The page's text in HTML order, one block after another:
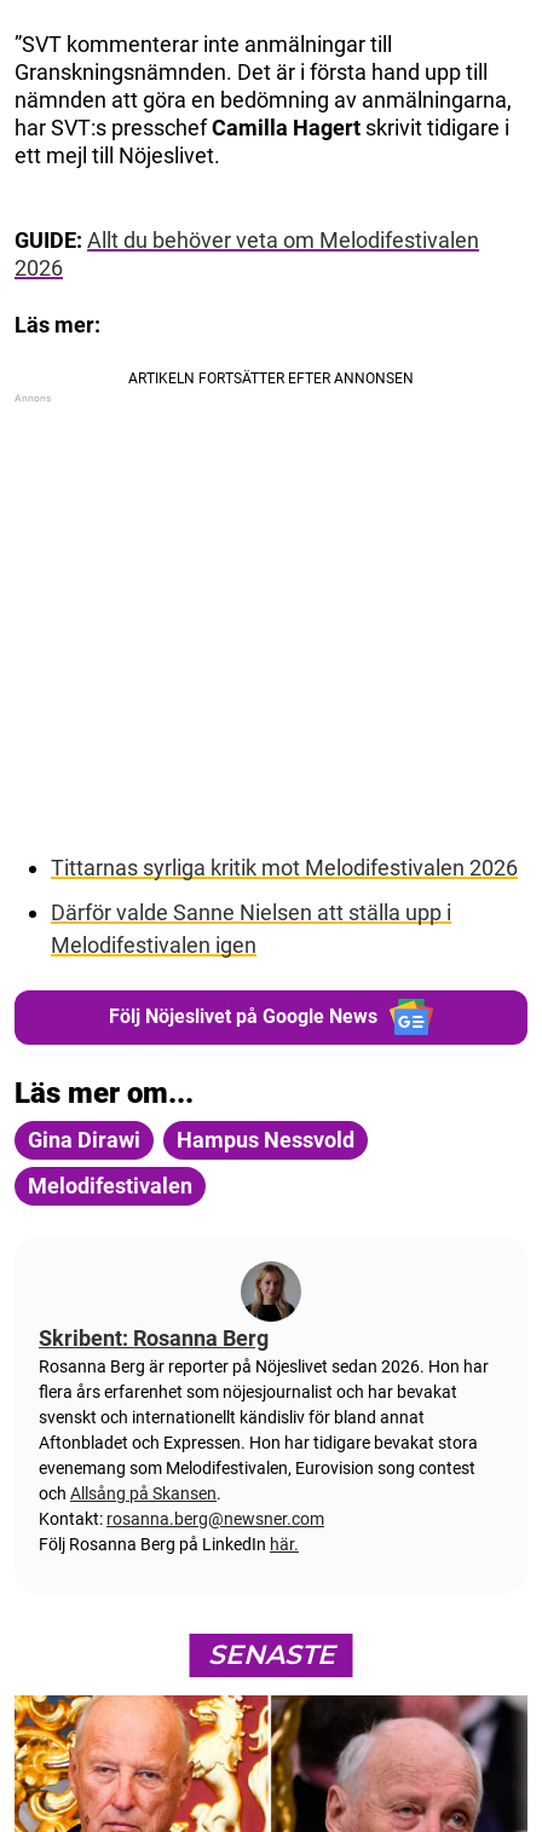
”SVT kommenterar inte anmälningar till
Granskningsnämnden. Det är i första hand upp till
nämnden att göra en bedömning av anmälningarna,
har SVT:s presschefCamilla Hagert skrivit tidigare i
ett mejl till Nöjeslivet.
GUIDE: Allt du behöver veta om Melodifestivalen
2026
Läs mer:
Tittarnas syrliga kritik mot Melodifestivalen 2026
Därför valde Sanne Nielsen att ställa upp i
Melodifestivalen igen
Följ Nöjeslivet på Google News
Läs mer om...
Gina Dirawi
Hampus Nessvold
Melodifestivalen
Skribent: Rosanna Berg
Rosanna Berg är reporter på Nöjeslivet sedan 2026. Hon har
flera års erfarenhet som nöjesjournalist och har bevakat
svenskt och internationellt kändisliv för bland annat
Aftonbladet och Expressen. Hon har tidigare bevakat stora
evenemang som Melodifestivalen, Eurovision song contest
och Allsång på Skansen.
Kontakt: rosanna.berg@newsner.com
Följ Rosanna Berg på LinkedIn här.
SENASTE